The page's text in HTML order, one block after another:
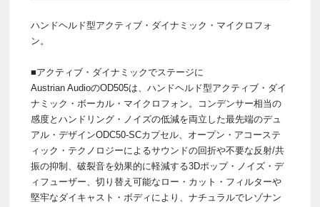
ハンドヘルド型アクティブ・ダイナミック・マイクロフォ
ン。
■アクティブ・ダイナミックでステージに
Austrian AudioのOD505は、ハンドヘルド型アクティブ・ダイ
ナミック・ボーカル・マイクロフォン。コンデンサー相当の
感度とハンドリング・ノイズの低減を両立した最先端のデュ
アル・デザインODC50-SCカプセル、オープン・アコーステ
ィック・テクノロジーによるサウンドの回折や不要な反射/共
振の抑制、破裂音を効果的に軽減する3Dポップ・ノイズ・デ
ィフューザー、切り替え可能なロー・カット・フィルターや
堅牢なダイキャスト・ボディにより、ナチュラルでレゾナン